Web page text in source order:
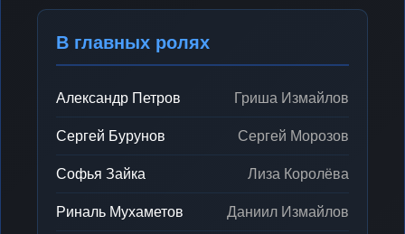
В главных ролях
Александр Петров Гриша Измайлов
Сергей Бурунов Сергей Морозов
Софья Зайка Лиза Королёва
Риналь Мухаметов Даниил Измайлов